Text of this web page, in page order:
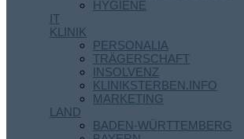
HYGIENE
IT
KLINIK
PERSONALIA
TRÄGERSCHAFT
INSOLVENZ
KLINIKSTERBEN.INFO
MARKETING
LAND
BADEN-WÜRTTEMBERG